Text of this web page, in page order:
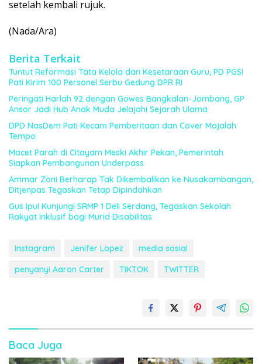
setelah kembali rujuk.
(Nada/Ara)
Berita Terkait
Tuntut Reformasi Tata Kelola dan Kesetaraan Guru, PD PGSI
Pati Kirim 100 Personel Serbu Gedung DPR RI
Peringati Harlah 92 dengan Gowes Bangkalan-Jombang, GP
Ansor Jadi Hub Anak Muda Jelajahi Sejarah Ulama
DPD NasDem Pati Kecam Pemberitaan dan Cover Majalah
Tempo
Macet Parah di Citayam Meski Akhir Pekan, Pemerintah
Siapkan Pembangunan Underpass
Ammar Zoni Berharap Tak Dikembalikan ke Nusakambangan,
Ditjenpas Tegaskan Tetap Dipindahkan
Gus Ipul Kunjungi SRMP 1 Deli Serdang, Tegaskan Sekolah
Rakyat Inklusif bagi Murid Disabilitas
Instagram Jenifer Lopez
media sosial
penyanyi Aaron Carter
TIKTOK TWITTER
Baca Juga